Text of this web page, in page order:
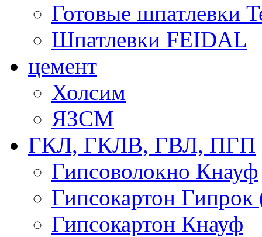
Готовые шпатлевки
Шпатлевки FEIDAL
цемент
Холсим
ЯЗCМ
ГКЛ, ГКЛВ, ГВЛ, ПГП
Гипсоволокно Кнауф
Гипсокартон Гипрок
Гипсокартон Кнауф